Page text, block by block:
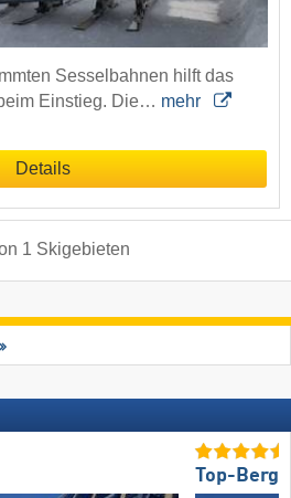
Sesselbahnen hilft das
Einstieg. Die… mehr
Details
1 Skigebieten
Top-